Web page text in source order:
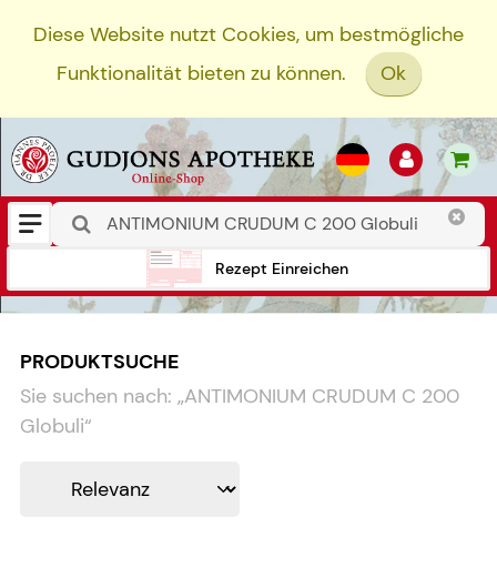
Diese Website nutzt Cookies, um bestmögliche
Funktionalität bieten zu können.
Ok
Rezept Einreichen
PRODUKTSUCHE
Sie suchen nach: „ANTIMONIUM CRUDUM C 200
Globuli“